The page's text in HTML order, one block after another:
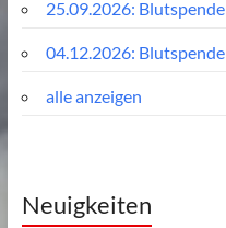
25.09.2026: Blutspende
04.12.2026: Blutspende
alle anzeigen
Neuigkeiten